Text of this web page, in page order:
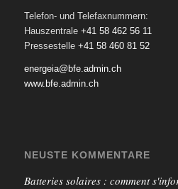
Telefon- und Telefaxnummern:
Hauszentrale +41 58 462 56 11
Pressestelle +41 58 460 81 52
energeia@bfe.admin.ch
www.bfe.admin.ch
NEUSTE KOMMENTARE
Batteries solaires : comment